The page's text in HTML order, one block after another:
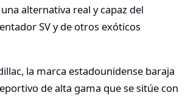
alternativa real y capaz del
SV y de otros exóticos
la marca estadounidense baraja
de alta gama que se sitúe con